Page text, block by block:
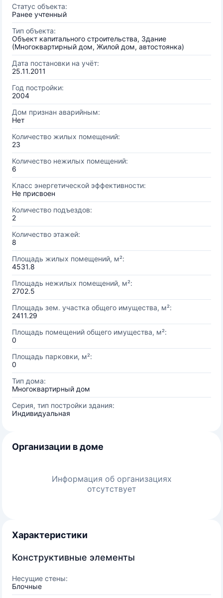
Статус объекта:
Ранее учтенный
Тип объекта:
Объект капитального строительства, Здание
(Многоквартирный дом, Жилой дом, автостоянка)
Дата постановки на учёт:
25.11.2011
Год постройки:
2004
Дом признан аварийным:
Нет
Количество жилых помещений:
23
Количество нежилых помещений:
6
Класс энергетической эффективности:
Не присвоен
Количество подъездов:
2
Количество этажей:
8
Площадь жилых помещений, м²:
4531.8
Площадь нежилых помещений, м²:
2702.5
Площадь зем. участка общего имущества, м²:
2411.29
Площадь помещений общего имущества, м²:
0
Площадь парковки, м²:
0
Тип дома:
Многоквартирный дом
Серия, тип постройки здания:
Индивидуальная
Организации в доме
Информация об организациях
отсутствует
Характеристики
Конструктивные элементы
Несущие стены:
Блочные